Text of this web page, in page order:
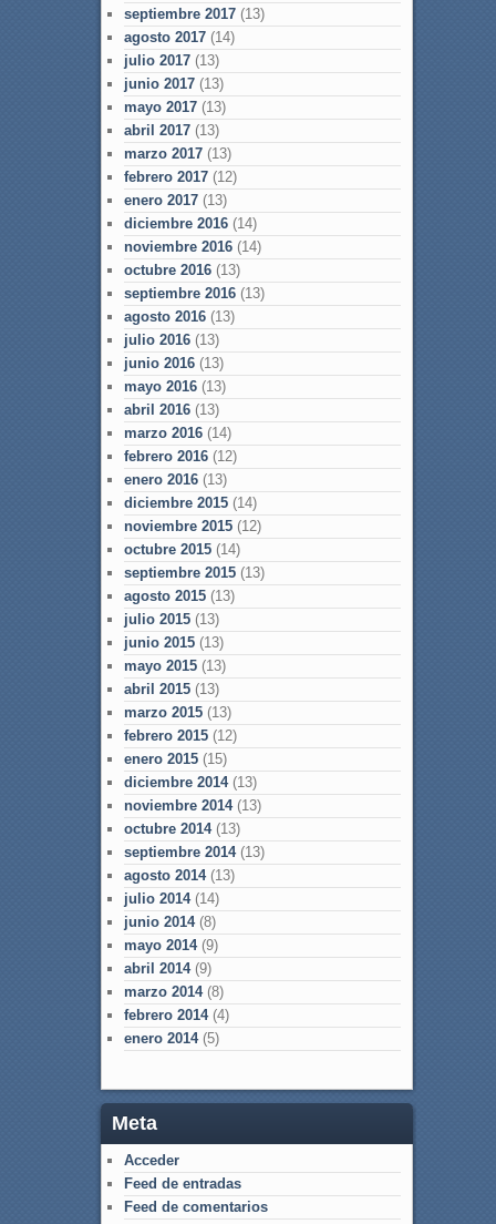
septiembre 2017(13)
agosto 2017(14)
julio 2017(13)
junio 2017(13)
mayo 2017(13)
abril 2017(13)
marzo 2017(13)
febrero 2017(12)
enero 2017(13)
diciembre 2016(14)
noviembre 2016(14)
octubre 2016(13)
septiembre 2016(13)
agosto 2016(13)
julio 2016(13)
junio 2016(13)
mayo 2016(13)
abril 2016(13)
marzo 2016(14)
febrero 2016(12)
enero 2016(13)
diciembre 2015(14)
noviembre 2015(12)
octubre 2015(14)
septiembre 2015(13)
agosto 2015(13)
julio 2015(13)
junio 2015(13)
mayo 2015(13)
abril 2015(13)
marzo 2015(13)
febrero 2015(12)
enero 2015(15)
diciembre 2014(13)
noviembre 2014(13)
octubre 2014(13)
septiembre 2014(13)
agosto 2014(13)
julio 2014(14)
junio 2014(8)
mayo 2014(9)
abril 2014(9)
marzo 2014(8)
febrero 2014(4)
enero 2014(5)
Meta
Acceder
Feed de entradas
Feed de comentarios